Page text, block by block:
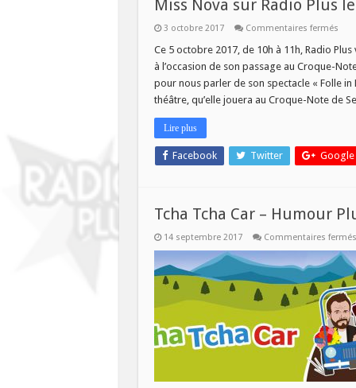
Miss Nova sur Radio Plus
3 octobre 2017 Commentaires ferméssur
Plus
le
5
Ce 5 octobre 2017, de 10h à 11h, Radio
à l’occasion de son passage au Croque-
pour nous parler de son spectacle « Folle
théâtre, qu’elle jouera au Croque-Note de
Lire plus
Facebook Twitter Google
Tcha Tcha Car – Humour
14 septembre 2017 Commentaires fermés